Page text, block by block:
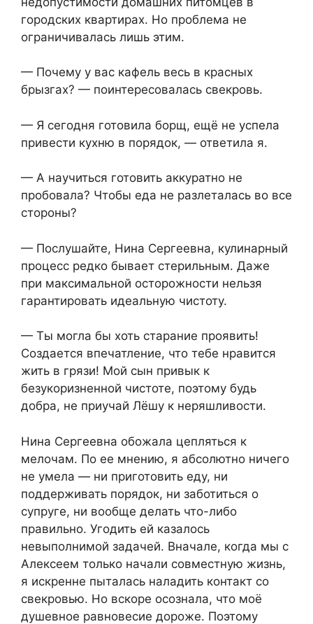
городских квартирах. Но проблема не
ограничивалась лишь этим.
— Почему у вас кафель весь в красных
брызгах? — поинтересовалась свекровь.
— Я сегодня готовила борщ, ещё не успела
привести кухню в порядок, — ответила я.
— А научиться готовить аккуратно не
пробовала? Чтобы еда не разлеталась во все
стороны?
— Послушайте, Нина Сергеевна, кулинарный
процесс редко бывает стерильным. Даже
при максимальной осторожности нельзя
гарантировать идеальную чистоту.
— Ты могла бы хоть старание проявить!
Создается впечатление, что тебе нравится
жить в грязи! Мой сын привык к
безукоризненной чистоте, поэтому будь
добра, не приучай Лёшу к неряшливости.
Нина Сергеевна обожала цепляться к
мелочам. По ее мнению, я абсолютно ничего
не умела — ни приготовить еду, ни
поддерживать порядок, ни заботиться о
супруге, ни вообще делать что-либо
правильно. Угодить ей казалось
невыполнимой задачей. Вначале, когда мы с
Алексеем только начали совместную жизнь,
я искренне пыталась наладить контакт со
свекровью. Но вскоре осознала, что моё
душевное равновесие дороже. Поэтому